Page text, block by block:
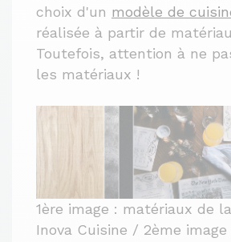
choix d'un modèle de
réalisée à partir de
Toutefois, attention à ne
les matériaux !
1ère image : matériaux de
Inova Cuisine / 2ème